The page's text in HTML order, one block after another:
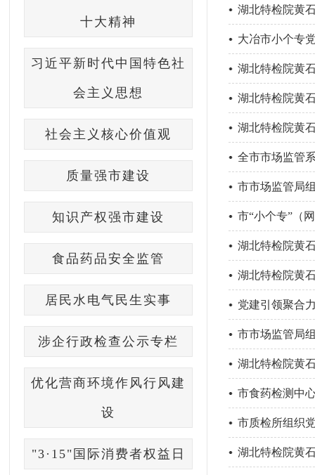
十大精神
习近平新时代中国特色社
会主义思想
社会主义核心价值观
质量强市建设
知识产权强市建设
食品药品安全监管
居民水电气民生实事
涉企行政检查公示专栏
优化营商环境作风行风建
设
"3·15"国际消费者权益日
湖北特检院黄
大冶市小个专
湖北特检院黄
湖北特检院黄
湖北特检院黄
全市市场监管
市市场监管局
市“小个专”（
私...
湖北特检院黄
湖北特检院黄
党建引领聚合
党...
市市场监管局
湖北特检院黄
市食药检测中
市质检所组织
湖北特检院黄